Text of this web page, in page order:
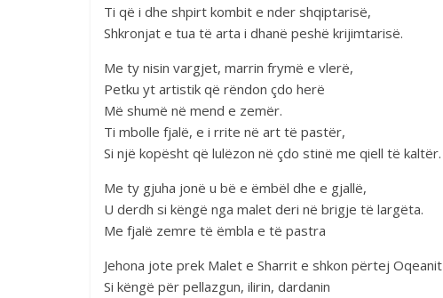
Ti që i dhe shpirt kombit e nder shqiptarisë,
Shkronjat e tua të arta i dhanë peshë krijimtarisë.
Me ty nisin vargjet, marrin frymë e vlerë,
Petku yt artistik që rëndon çdo herë
Më shumë në mend e zemër.
Ti mbolle fjalë, e i rrite në art të pastër,
Si një kopësht që lulëzon në çdo stinë me qiell të kaltër.
Me ty gjuha jonë u bë e ëmbël dhe e gjallë,
U derdh si këngë nga malet deri në brigje të largëta.
Me fjalë zemre të ëmbla e të pastra
Jehona jote prek Malet e Sharrit e shkon përtej Oqeanit
Si këngë për pellazgun, ilirin, dardanin